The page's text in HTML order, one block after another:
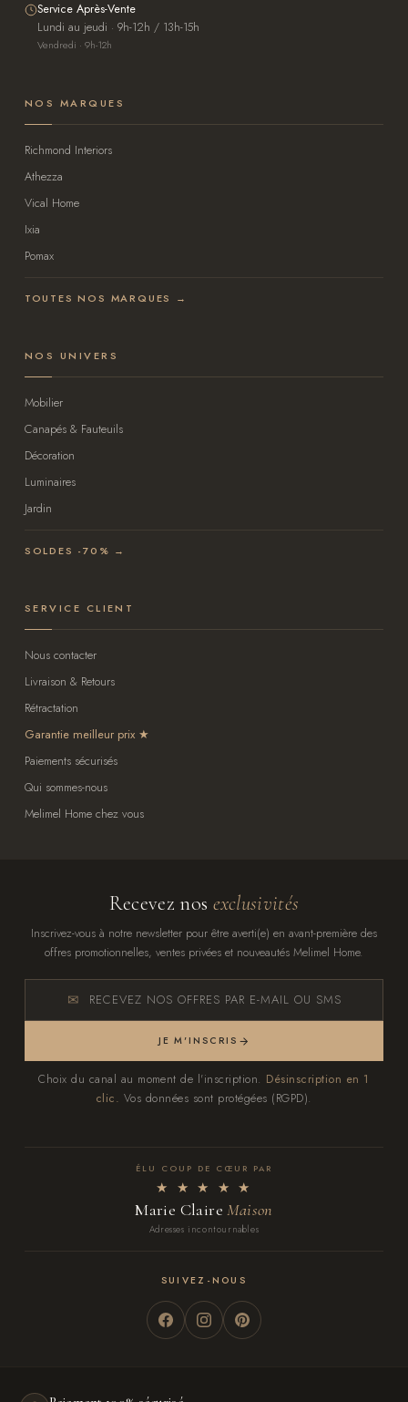
Service Après-Vente
Lundi au jeudi · 9h-12h / 13h-15h
Vendredi · 9h-12h
NOS MARQUES
Richmond Interiors
Athezza
Vical Home
Ixia
Pomax
TOUTES NOS MARQUES →
NOS UNIVERS
Mobilier
Canapés & Fauteuils
Décoration
Luminaires
Jardin
SOLDES -70% →
SERVICE CLIENT
Nous contacter
Livraison & Retours
Rétractation
Garantie meilleur prix
Paiements sécurisés
Qui sommes-nous
Melimel Home chez vous
Recevez nos exclusivités
Inscrivez-vous à notre newsletter pour être averti(e) en avant-première des
offres promotionnelles, ventes privées et nouveautés Melimel Home.
RECEVEZ NOS OFFRES PAR E-MAIL OU SMS
JE M'INSCRIS
Choix du canal au moment de l'inscription. Désinscription en 1
clic. Vos données sont protégées (RGPD).
ÉLU COUP DE CŒUR PAR
★ ★ ★ ★ ★
Marie ClaireMaison
Adresses incontournables
SUIVEZ-NOUS